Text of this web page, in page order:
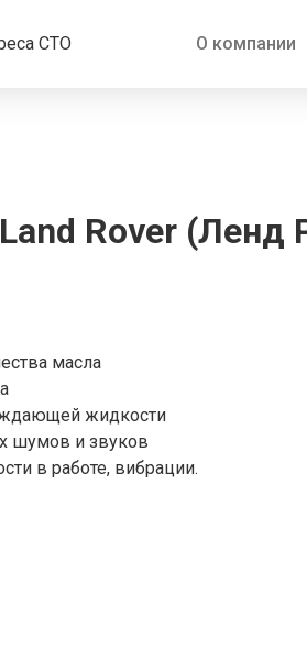
СТО О компании
Rover (Ленд
масла
жидкости
шумов и звуков
в работе, вибрации.